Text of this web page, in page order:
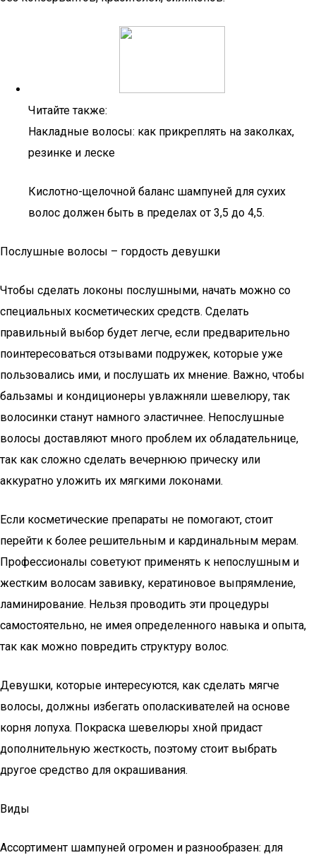
Читайте также:
Накладные волосы: как прикреплять на заколках,
резинке и леске
Кислотно-щелочной баланс шампуней для сухих
волос должен быть в пределах от 3,5 до 4,5.
Послушные волосы – гордость девушки
Чтобы сделать локоны послушными, начать можно со
специальных косметических средств. Сделать
правильный выбор будет легче, если предварительно
поинтересоваться отзывами подружек, которые уже
пользовались ими, и послушать их мнение. Важно, чтобы
бальзамы и кондиционеры увлажняли шевелюру, так
волосинки станут намного эластичнее. Непослушные
волосы доставляют много проблем их обладательнице,
так как сложно сделать вечернюю прическу или
аккуратно уложить их мягкими локонами.
Если косметические препараты не помогают, стоит
перейти к более решительным и кардинальным мерам.
Профессионалы советуют применять к непослушным и
жестким волосам завивку, кератиновое выпрямление,
ламинирование. Нельзя проводить эти процедуры
самостоятельно, не имея определенного навыка и опыта,
так как можно повредить структуру волос.
Девушки, которые интересуются, как сделать мягче
волосы, должны избегать ополаскивателей на основе
корня лопуха. Покраска шевелюры хной придаст
дополнительную жесткость, поэтому стоит выбрать
другое средство для окрашивания.
Виды
Ассортимент шампуней огромен и разнообразен: для